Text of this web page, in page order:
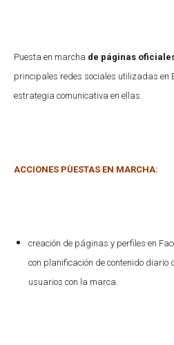
Puesta en marcha de páginas
principales redes sociales utilizadas en
estrategia comunicativa en ellas.
ACCIONES PÙESTAS EN MARCHA:
creación de páginas y perfiles en
con planificación de contenido diario
usuarios con la marca.